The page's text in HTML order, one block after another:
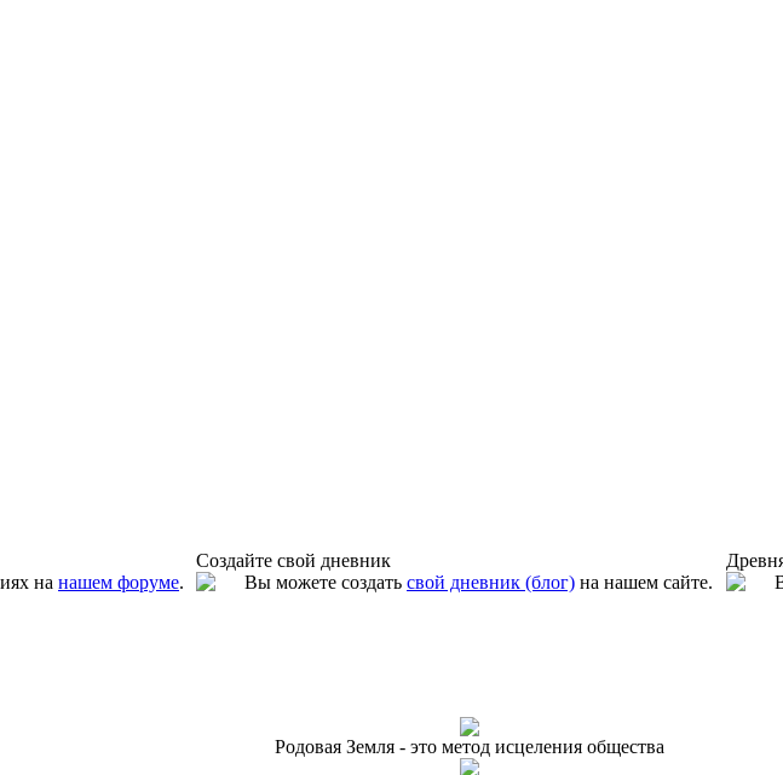
на нашем форуме.
Создайте свой дневник
Вы можете создать свой дневник (блог) на нашем сайте.
Родовая Земля - это метод исцеления общества